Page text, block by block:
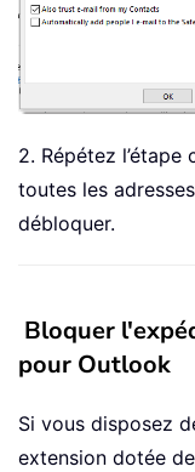
2. Répétez
toutes les
débloquer.
Bloquer
pour Outlook
Si vous disposez
extension dotée